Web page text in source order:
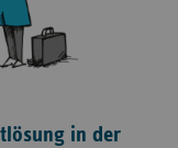
in der